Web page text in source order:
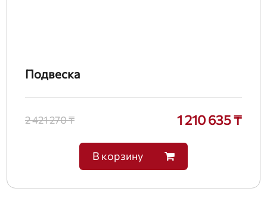
Подвеска
2 421 270 ₸ 1 210 635 ₸
В корзину